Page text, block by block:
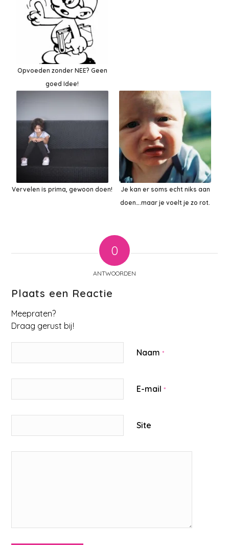
Opvoeden zonder NEE? Geen
goed Idee!
Vervelen is prima, gewoon doen!
Je kan er soms echt niks aan
doen….maar je voelt je zo rot.
0
ANTWOORDEN
Plaats een Reactie
Meepraten?
Draag gerust bij!
Naam*
E-mail*
Site